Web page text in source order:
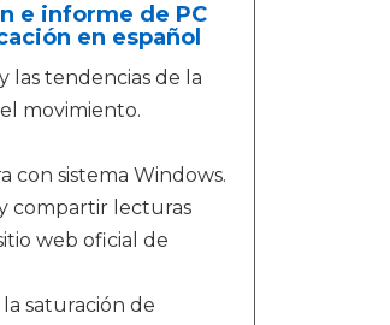
e informe de PC
en español
las tendencias de la
movimiento.
con sistema Windows.
compartir lecturas
web oficial de
saturación de